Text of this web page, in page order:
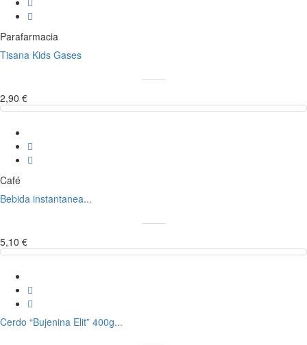
Parafarmacia
Tisana Kids Gases
2,90 €
Café
Bebida instantanea...
5,10 €
Cerdo “Bujenina Elit” 400g...